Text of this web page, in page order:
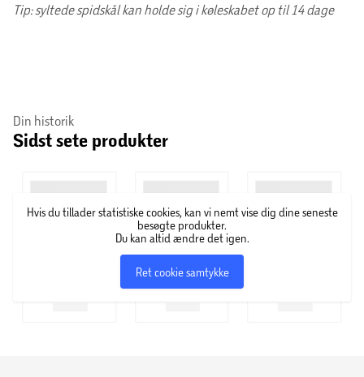
Tip: syltede spidskål kan holde sig i køleskabet op til 14 dage
Din historik
Sidst sete produkter
Hvis du tillader statistiske cookies, kan vi nemt vise dig dine seneste
besøgte produkter.
Du kan altid ændre det igen.
Ret cookie samtykke